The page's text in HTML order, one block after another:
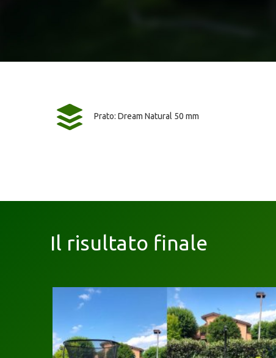
Prato: Dream Natural 50 mm
Il risultato finale